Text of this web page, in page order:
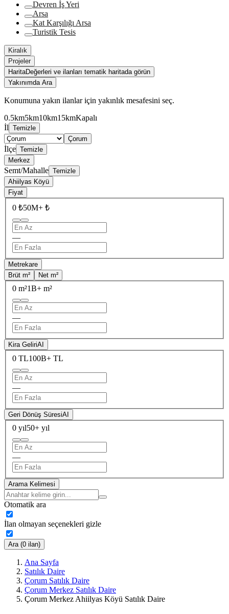
Devren İş Yeri
Arsa
Kat Karşılığı Arsa
Turistik Tesis
Kiralık
Projeler
HaritaDeğerleri ve ilanları tematik haritada görün
Yakınımda Ara
Konumuna yakın ilanlar için yakınlık mesafesini seç.
0.5km5km10km15kmKapalı
İl Temizle
Çorum
İlçe Temizle
Merkez
Semt/Mahalle Temizle
Ahiilyas Köyü
Fiyat
0 ₺50M+ ₺
—
Metrekare
Brüt m²
Net m²
0 m²1B+ m²
—
Kira GeliriAI
0 TL100B+ TL
—
Geri Dönüş SüresiAI
0 yıl50+ yıl
—
Arama Kelimesi
Otomatik ara
İlan olmayan seçenekleri gizle
Ara (0 ilan)
Ana Sayfa
Satılık Daire
Çorum Satılık Daire
Çorum Merkez Satılık Daire
Çorum Merkez Ahiilyas Köyü Satılık Daire